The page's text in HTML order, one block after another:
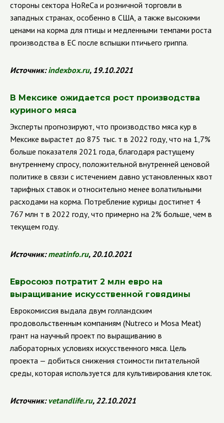
стороны сектора HoReCa и розничной торговли в
западных странах, особенно в США, а также высокими
ценами на корма для птицы и медленными темпами роста
производства в ЕС после вспышки птичьего гриппа.
Источник:indexbox.ru, 19.10.2021
В Мексике ожидается рост производства
куриного мяса
Эксперты прогнозируют, что производство мяса кур в
Мексике вырастет до 875 тыc. т в 2022 году, что на 1,7%
больше показателя 2021 года, благодаря растущему
внутреннему спросу, положительной внутренней ценовой
политике в связи с истечением давно установленных квот
тарифных ставок и относительно менее волатильными
расходами на корма. Потребление курицы достигнет 4
767 млн т в 2022 году, что примерно на 2% больше, чем в
текущем году.
Источник:meatinfo.ru, 20.10.2021
Евросоюз потратит 2 млн евро на
выращивание искусственной говядины
Еврокомиссия выдала двум голландским
продовольственным компаниям (Nutreco и Mosa Meat)
грант на научный проект по выращиванию в
лабораторных условиях искусственного мяса. Цель
проекта — добиться снижения стоимости питательной
среды, которая используется для культивирования клеток.
Источник:vetandlife.ru, 22.10.2021